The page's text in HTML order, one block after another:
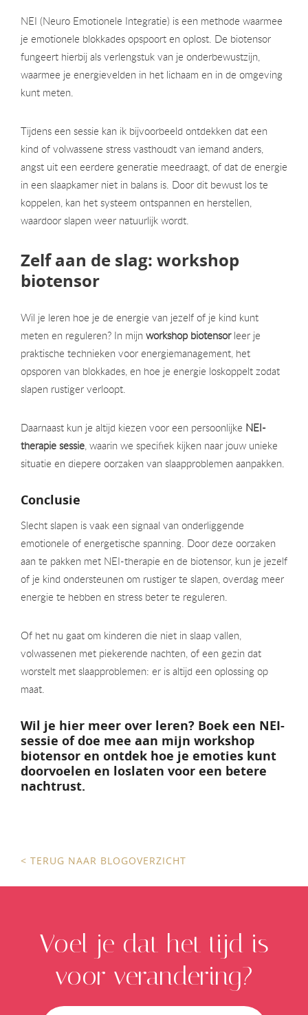
NEI (Neuro Emotionele Integratie) is een methode waarmee
je emotionele blokkades opspoort en oplost. De biotensor
fungeert hierbij als verlengstuk van je onderbewustzijn,
waarmee je energievelden in het lichaam en in de omgeving
kunt meten.
Tijdens een sessie kan ik bijvoorbeeld ontdekken dat een
kind of volwassene stress vasthoudt van iemand anders,
angst uit een eerdere generatie meedraagt, of dat de energie
in een slaapkamer niet in balans is. Door dit bewust los te
koppelen, kan het systeem ontspannen en herstellen,
waardoor slapen weer natuurlijk wordt.
Zelf aan de slag: workshop
biotensor
Wil je leren hoe je de energie van jezelf of je kind kunt
meten en reguleren? In mijn workshop biotensorleer je
praktische technieken voor energiemanagement, het
opsporen van blokkades, en hoe je energie loskoppelt zodat
slapen rustiger verloopt.
Daarnaast kun je altijd kiezen voor een persoonlijke NEI-
therapie sessie , waarin we specifiek kijken naar jouw unieke
situatie en diepere oorzaken van slaapproblemen aanpakken.
Conclusie
Slecht slapen is vaak een signaal van onderliggende
emotionele of energetische spanning. Door deze oorzaken
aan te pakken met NEI-therapie en de biotensor, kun je jezelf
of je kind ondersteunen om rustiger te slapen, overdag meer
energie te hebben en stress beter te reguleren.
Of het nu gaat om kinderen die niet in slaap vallen,
volwassenen met piekerende nachten, of een gezin dat
worstelt met slaapproblemen: er is altijd een oplossing op
maat.
Wil je hier meer over leren? Boek een NEI-
sessie of doe mee aan mijn workshop
biotensor en ontdek hoe je emoties kunt
doorvoelen en loslaten voor een betere
nachtrust.
< TERUG NAAR BLOGOVERZICHT
Voel je dat het tijd is
voor verandering?